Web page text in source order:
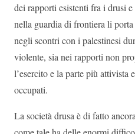
dei rapporti esistenti fra i drusi e
nella guardia di frontiera li porta
negli scontri con i palestinesi
violente, sia nei rapporti non
l’esercito e la parte più
occupati.
La società drusa è di fatto